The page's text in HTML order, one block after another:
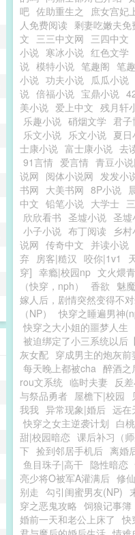
吧 佐助重生之 庶女宫妃
人免费阅读 剩妻吃嫩夫免
文 三三中文网 三四中文
小说 寒冰小说 红色文学
说 模特小说 笔趣阁 笔
小说 功夫小说 瓜瓜小说
说 倍福小说 宝鼎小说
美小说 爱上中文 残月轩
乐趣小说 硝烟文学 君子
乐文小说 乐文小说 夏
士康小说 富士康小说 去
91言情 爱言情 青豆小
说网 阅体小说网 发发小
书网 大美书网 8P小说
中文 铅笔小说 大学士
欣欣看书 圣墟小说 圣墟
小子小说 布丁阅读 乡
说网 传奇中文 并读小说
弃 房客|糙汉 咬你|1v1
穿] 幸瘾|校园np 文火煨
（快穿，nph）
香欲 魅
嫁人后，剧情突然变得不
（NP）
快穿之睡遍男神
快穿之大小姐的噩梦人生
被迫绑定了小三系统以后
灰女配 穿成男主的炮灰前
每天晚上都被cha 醉酒之
rou文系统 临时夫妻 反
与祭品勇者 屋檐下|校园
我我 异常现象|婚后 远在
快穿之女主逆袭计划 白
甜|校园暗恋 课后补习（师
下 捡到邻居手机后 离婚
鱼目珠子|高干 隐性暗恋
亮少将O被军A灌满后 修
别走 勾引闺蜜男友(NP)
穿之恶鬼攻略 饲狼记事簿
婚前一天和老公上床了 快